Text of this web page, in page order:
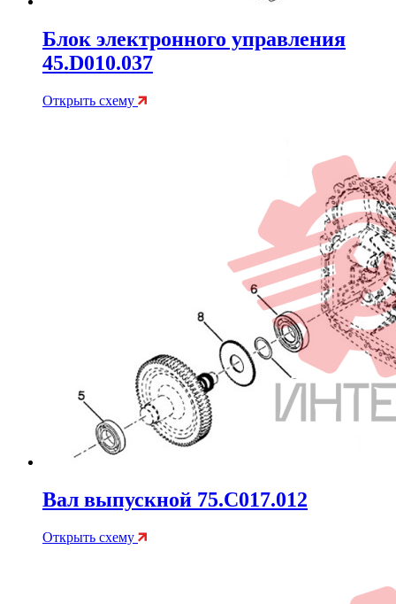
Блок электронного управления
45.D010.037
Открыть схему
Вал выпускной 75.C017.012
Открыть схему